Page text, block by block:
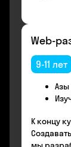
Web-
9-11 лет
К концу